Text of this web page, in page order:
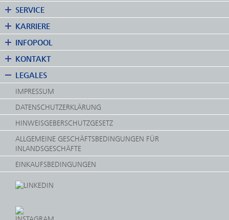
SERVICE
KARRIERE
INFOPOOL
KONTAKT
LEGALES
IMPRESSUM
DATENSCHUTZERKLÄRUNG
HINWEISGEBERSCHUTZGESETZ
ALLGEMEINE GESCHÄFTSBEDINGUNGEN FÜR
INLANDSGESCHÄFTE
EINKAUFSBEDINGUNGEN